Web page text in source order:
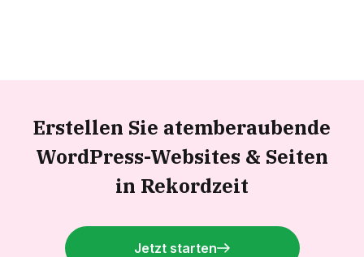
Erstellen Sie atemberaubende
WordPress-Websites & Seiten
in Rekordzeit
Jetzt starten